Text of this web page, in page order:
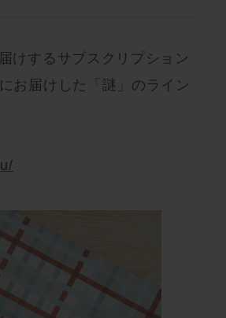
けするサブスクリプション
お届けした「謎」のライン